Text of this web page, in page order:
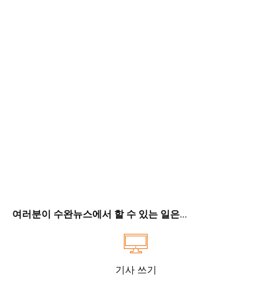
여러분이 수완뉴스에서 할 수 있는 일은...
기사 쓰기